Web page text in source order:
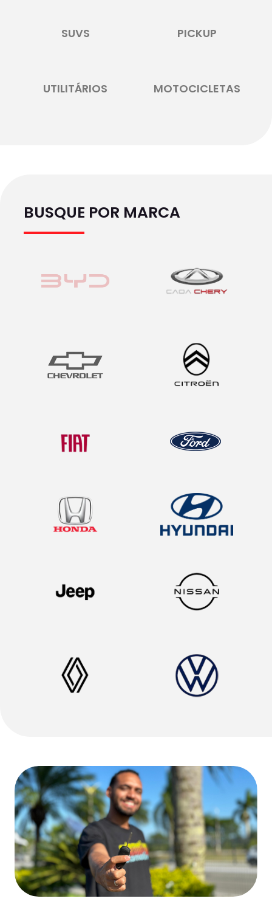
SUVS PICKUP
UTILITÁRIOS MOTOCICLETAS
BUSQUE POR MARCA